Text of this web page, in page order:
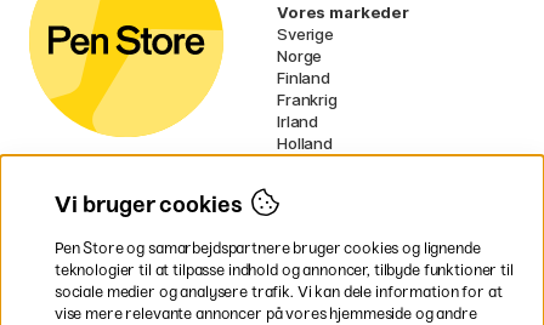
Vores markeder
Sverige
Norge
Finland
Frankrig
Irland
Holland
EU
* Specifikkefragtvilkår gælder for
voluminøse varer.
Vi bruger cookies
Pen Store og samarbejdspartnere bruger cookies og lignende
teknologier til at tilpasse indhold og annoncer, tilbyde funktioner til
sociale medier og analysere trafik. Vi kan dele information for at
vise mere relevante annoncer på vores hjemmeside og andre